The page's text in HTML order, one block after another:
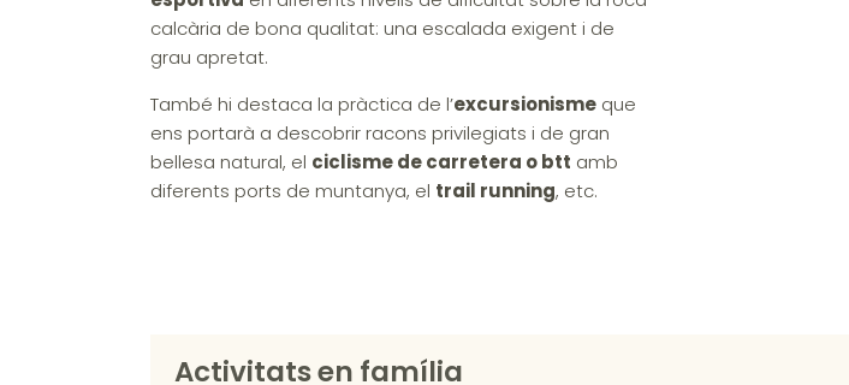
calcària de bona qualitat: una escalada exigent i de
grau apretat.
També hi destaca la pràctica de l’excursionisme que
ens portarà a descobrir racons privilegiats i de gran
bellesa natural, el ciclisme de carretera o btt amb
diferents ports de muntanya, el trail running, etc.
Activitats en família